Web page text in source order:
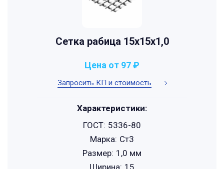
Сетка рабица 15х15х1,0
Запросить КП и стоимость
Цена от 97 ₽
Характеристики:
ГОСТ: 5336-80
Марка: Ст3
Размер: 1,0 мм
Ширина: 15